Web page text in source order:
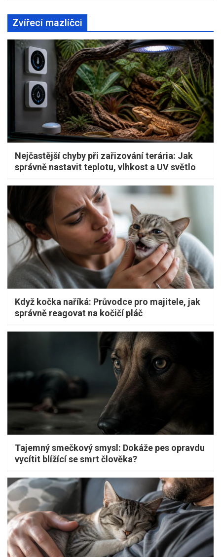
Zvířecí mazlíčci
Nejčastější chyby při zařizování terária: Jak
správně nastavit teplotu, vlhkost a UV světlo
Když kočka naříká: Průvodce pro majitele, jak
správně reagovat na kočičí pláč
Tajemný smečkový smysl: Dokáže pes opravdu
vycítit blížící se smrt člověka?